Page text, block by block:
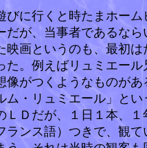
に行くと時たまホーム
だが、当事者であるな
映画というのも、最初
た。例えばリュミエー
像がつくようなものがあ
・リュミエール」とい
ＬＤだが、１日１本、
ランス語）つきで、観